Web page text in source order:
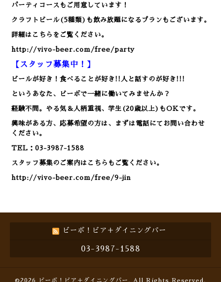
パーティコースもご用意しています！
クラフトビール(5種類)も飲み放題になるプランもございます。
詳細はこちらをご覧ください。
http://vivo-beer.com/free/party
【スタッフ募集中！】
ビールが好き！食べることが好き!!人と話すのが好き!!!
というあなた、ビーボで一緒に働いてみませんか？
経験不問。やる気＆人柄重視、学生(20歳以上)もOKです。
興味がある方、応募希望の方は、まずは電話にてお問い合わせ
ください。
TEL：03-3987-1588
スタッフ募集のご案内はこちらもご覧ください。
http://vivo-beer.com/free/9-jin
ビーボ！ビア＋ダイニングバー
03-3987-1588
©2026 ビーボ！ビア＋ダイニングバー . All Rights Reserved.